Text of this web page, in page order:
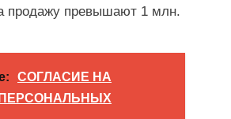
продажу превышают 1 млн.
СОГЛАСИЕ НА